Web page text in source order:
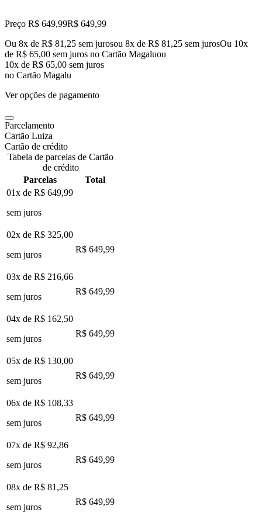
Preço R$ 649,99R$ 649,99
Ou 8x de R$ 81,25 sem jurosou 8x de R$ 81,25 sem jurosOu 10x
de R$ 65,00 sem juros no Cartão Magaluou
10x de R$ 65,00 sem juros
no Cartão Magalu
Ver opções de pagamento
Parcelamento
Cartão Luiza
Cartão de crédito
Tabela de parcelas de Cartão
de crédito
Parcelas
Total
01x de R$ 649,99
sem juros
02x de R$ 325,00
sem juros
R$ 649,99
03x de R$ 216,66
sem juros
R$ 649,99
04x de R$ 162,50
sem juros
R$ 649,99
05x de R$ 130,00
sem juros
R$ 649,99
06x de R$ 108,33
sem juros
R$ 649,99
07x de R$ 92,86
sem juros
R$ 649,99
08x de R$ 81,25
sem juros
R$ 649,99